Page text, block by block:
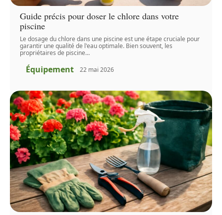
Guide précis pour doser le chlore dans votre
piscine
Le dosage du chlore dans une piscine est une étape cruciale pour
garantir une qualité de l'eau optimale. Bien souvent, les
propriétaires de piscine…
Équipement 22 mai 2026